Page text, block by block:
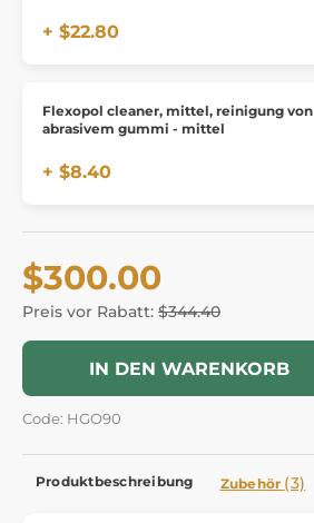
+ $22.80
Flexopol cleaner, mittel, reinigung von
abrasivem gummi - mittel
+ $8.40
$300.00
Preis vor Rabatt: $344.40
IN DEN WARENKORB
Code: HGO90
Produktbeschreibung Zubehör (3)